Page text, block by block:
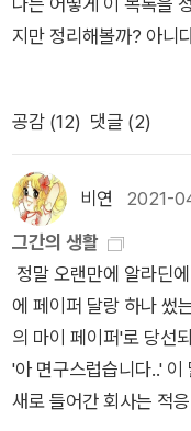
지만 정리해볼까? 아니
심이 있는 인물이었으
그럼 내가 읽은 책만 골
보라고 하면 일부러 뒤
85위부터 하면, 85위인
으니까? 이건 뭐 정신
을 괴롭히는 자유가 아
는 <채식주의자>사실,
을 읽었는데 <소년이
가운 손>은 도무지 소
용기내어 <채식주의자
공감 (12) 댓글 (2)
비연 2021-
그간의 생활
정말 오랜만에 알라딘
에 페이퍼 달랑 하나 썼
의 마이 페이퍼'로 당선
'아 면구스럽습니다..'
새로 들어간 회사는 적